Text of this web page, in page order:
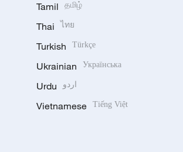
Tamil தமிழ்
Thai ไทย
Turkish Türkçe
Ukrainian Українська
Urdu اردو
Vietnamese Tiếng Việt